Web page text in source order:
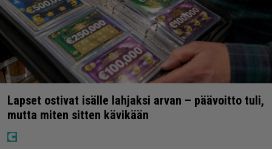
Lapset ostivat isälle lahjaksi arvan – päävoitto tuli,
mutta miten sitten kävikään